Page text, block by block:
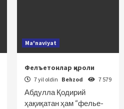
Ma'naviyat
Фелъетонлар қироли
7 yil oldin Behzod 7 579
Абдулла Қодирий
ҳақиқатан ҳам “фелье­